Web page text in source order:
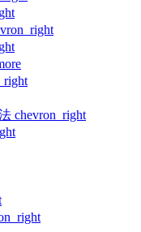
chevron_right